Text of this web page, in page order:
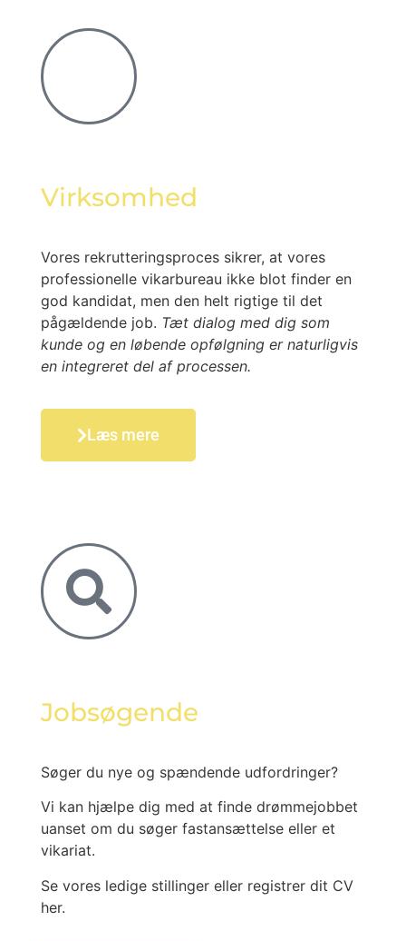
Virksomhed
Vores rekrutteringsproces sikrer, at vores
professionelle vikarbureau ikke blot finder en
god kandidat, men den helt rigtige til det
pågældende job. Tæt dialog med dig som
kunde og en løbende opfølgning er naturligvis
en integreret del af processen.
Læs mere
Jobsøgende
Søger du nye og spændende udfordringer?
Vi kan hjælpe dig med at finde drømmejobbet
uanset om du søger fastansættelse eller et
vikariat.
Se vores ledige stillinger eller registrer dit CV
her.